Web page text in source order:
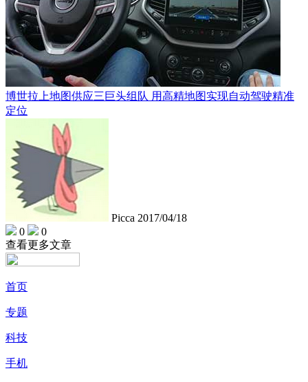
博世拉上地图供应三巨头组队 用高精地图实现自动驾驶精准
定位
Picca 2017/04/18
0
0
查看更多文章
首页
专题
科技
手机